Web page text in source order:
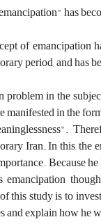
has
of emancipation
period, and has
problem in the
manifested in the
Iran. In this, the
Because
emancipation
this study is to
and explain how he